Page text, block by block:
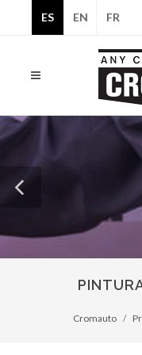
ES EN
Inglés
FR
Cromauto